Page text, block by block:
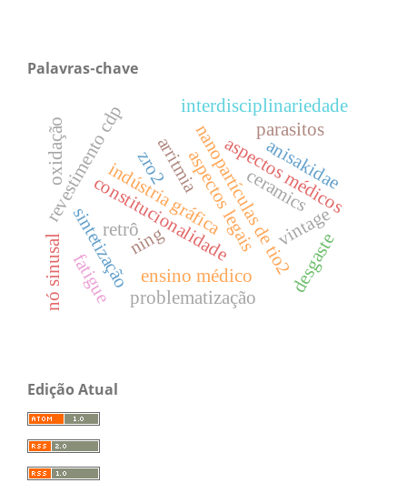
Palavras-chave
nanopartículas de tio2
ning
constitucionalidade
aspectos legaisaspectos médicos
interdisciplinariedade
desgaste
revestimento cdp
vintage
retrô
arritmia
indústria gráfica
sintetização ensino médico
problematização
anisakidae
parasitos
ceramics
zro2
fatigue
oxidação
nó sinusal
Edição Atual